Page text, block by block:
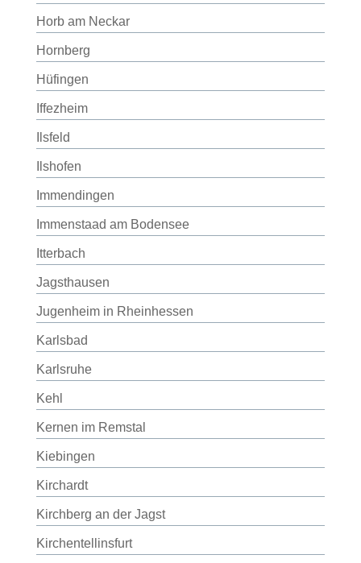
Horb am Neckar
Hornberg
Hüfingen
Iffezheim
Ilsfeld
Ilshofen
Immendingen
Immenstaad am Bodensee
Itterbach
Jagsthausen
Jugenheim in Rheinhessen
Karlsbad
Karlsruhe
Kehl
Kernen im Remstal
Kiebingen
Kirchardt
Kirchberg an der Jagst
Kirchentellinsfurt